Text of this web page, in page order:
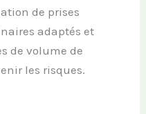
de prises
adaptés et
de volume de
les risques.